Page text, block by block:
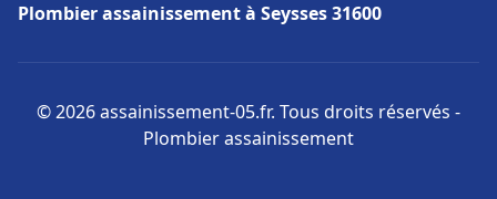
Plombier assainissement à Seysses 31600
© 2026 assainissement-05.fr. Tous droits réservés -
Plombier assainissement